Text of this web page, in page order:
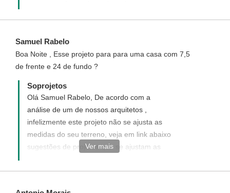
Samuel Rabelo
Boa Noite , Esse projeto para para uma casa com 7,5
de frente e 24 de fundo ?
Soprojetos
Olá Samuel Rabelo, De acordo com a
análise de um de nossos arquitetos ,
infelizmente este projeto não se ajusta as
medidas do seu terreno, veja em link abaixo
sugestões de projetos que se ajustam as
projeto esteja a seu gosto, sugerimos um
Ver mais